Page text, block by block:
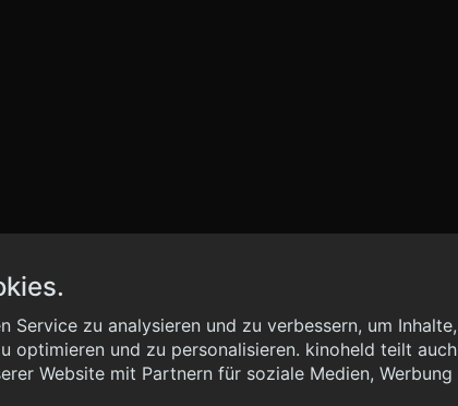
Service zu analysieren und zu verbessern, um Inhalte,
optimieren und zu personalisieren. kinoheld teilt auch
Website mit Partnern für soziale Medien, Werbung
"url": "//graph.kinoheld.de:/graphql/v1/query?lang=de",